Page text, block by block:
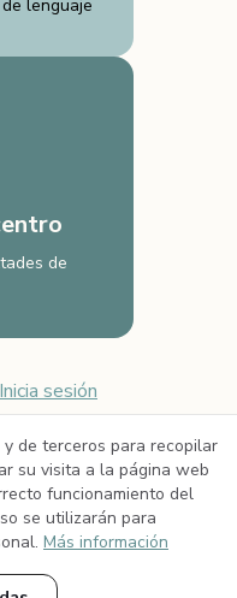
lenguaje
de
Inicia sesión
Copyright 2026 ©
Política de privacidad
Términos y
de terceros para recopilar
su visita a la página web
funcionamiento del
se utilizarán para
Más información